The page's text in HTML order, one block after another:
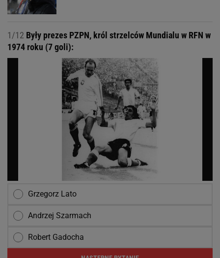
1/12 Były prezes PZPN, król strzelców Mundialu w RFN w
1974 roku (7 goli):
Grzegorz Lato
Andrzej Szarmach
Robert Gadocha